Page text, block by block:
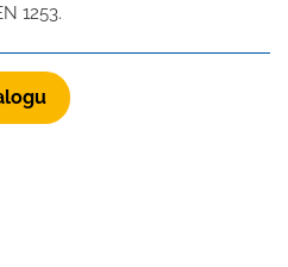
1253.